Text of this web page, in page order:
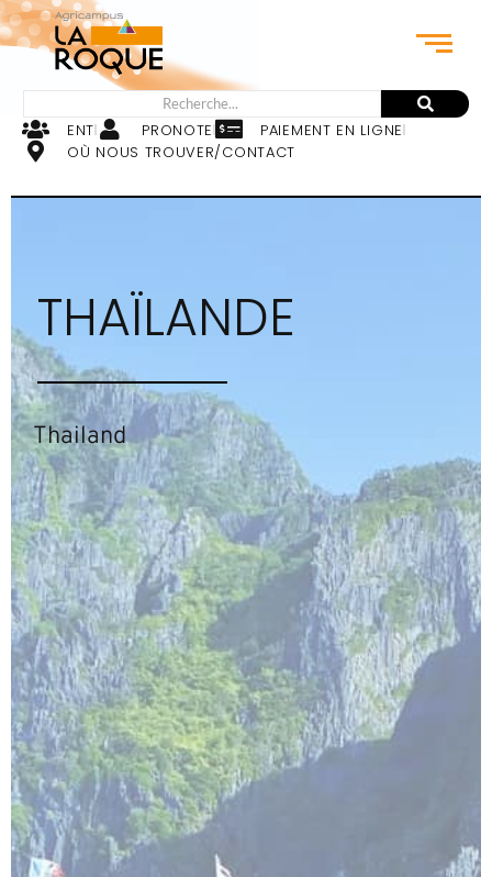
ENT PRONOTE
PAIEMENT EN LIGNE
OÙ NOUS TROUVER/CONTACT
THAÏLANDE
Thailand